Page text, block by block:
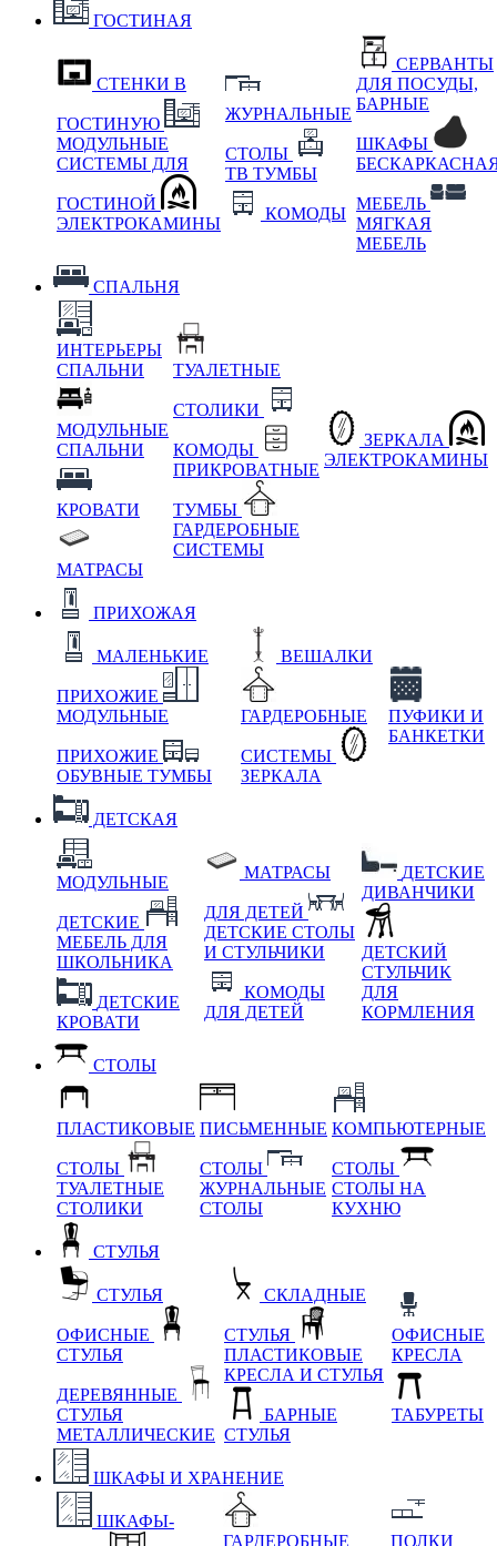
ГОСТИНАЯ
СТЕНКИ В
ГОСТИНУЮ
МОДУЛЬНЫЕ
СИСТЕМЫ ДЛЯ
ГОСТИНОЙ
ЭЛЕКТРОКАМИНЫ
ЖУРНАЛЬНЫЕ
СТОЛЫ
ТВ ТУМБЫ
КОМОДЫ
СЕРВАНТЫ
ДЛЯ ПОСУДЫ,
БАРНЫЕ
ШКАФЫ
МЕБЕЛЬ
МЯГКАЯ
МЕБЕЛЬ
СПАЛЬНЯ
ИНТЕРЬЕРЫ
СПАЛЬНИ
МОДУЛЬНЫЕ
СПАЛЬНИ
КРОВАТИ
МАТРАСЫ
ТУАЛЕТНЫЕ
СТОЛИКИ
КОМОДЫ
ПРИКРОВАТНЫЕ
ТУМБЫ
ГАРДЕРОБНЫЕ
СИСТЕМЫ
ЗЕРКАЛА
ЭЛЕКТРОКАМИНЫ
ПРИХОЖАЯ
МАЛЕНЬКИЕ
ПРИХОЖИЕ
МОДУЛЬНЫЕ
ПРИХОЖИЕ
ОБУВНЫЕ ТУМБЫ
ВЕШАЛКИ
ГАРДЕРОБНЫЕ
СИСТЕМЫ
ЗЕРКАЛА
ПУФИКИ И
БАНКЕТКИ
ДЕТСКАЯ
МОДУЛЬНЫЕ
ДЕТСКИЕ
МЕБЕЛЬ ДЛЯ
ШКОЛЬНИКА
ДЕТСКИЕ
КРОВАТИ
МАТРАСЫ
ДЛЯ ДЕТЕЙ
ДЕТСКИЕ СТОЛЫ
И СТУЛЬЧИКИ
КОМОДЫ
ДЛЯ ДЕТЕЙ
ДЕТСКИЕ
ДИВАНЧИКИ
ДЕТСКИЙ
СТУЛЬЧИК
ДЛЯ
КОРМЛЕНИЯ
СТОЛЫ
ПЛАСТИКОВЫЕ
СТОЛЫ
ТУАЛЕТНЫЕ
СТОЛИКИ
ПИСЬМЕННЫЕ
СТОЛЫ
ЖУРНАЛЬНЫЕ
СТОЛЫ
КОМПЬЮТЕРНЫЕ
СТОЛЫ
СТОЛЫ НА
КУХНЮ
СТУЛЬЯ
СТУЛЬЯ
ОФИСНЫЕ
СТУЛЬЯ
ДЕРЕВЯННЫЕ
СТУЛЬЯ
МЕТАЛЛИЧЕСКИЕ
СКЛАДНЫЕ
СТУЛЬЯ
ПЛАСТИКОВЫЕ
КРЕСЛА И СТУЛЬЯ
БАРНЫЕ
СТУЛЬЯ
ОФИСНЫЕ
КРЕСЛА
ТАБУРЕТЫ
ШКАФЫ И ХРАНЕНИЕ
ШКАФЫ-
ГАРДЕРОБНЫЕ
ПОЛКИ